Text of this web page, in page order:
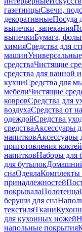
газетницыСвечи,
декоративныеПосуда
выпечки, запекания
выпечкиБумага,
химияСредства для
машин
средстваЧистящие
средства для ванной и
кухниСредства для
мебелиЧистящие
ковровСредства для
воздухаСредства от
одеждойСредства
средстваАксессуары
напитковАксессуары
приготовления
напитковНаборы для
для бутылок
снаОдеялаКомплекты
принадлежностей
покрывалаПолотенца
беруши для сна
текстиляТкани
для кухонных ножей
напольные покрытия